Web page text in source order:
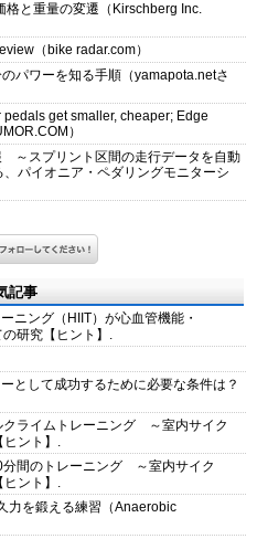
と重量の変遷（Kirschberg Inc.
（bike radar.com）
パワーを知る手順（yamapota.netさ
get smaller, cheaper; Edge
）
～スプリント区間の走行データを自動
パイオニア・ペダリングモニターシ
記事
ニング（HIIT）が心血管機能・
研究【ヒント】.
として成功するために必要な条件は？
ライムトレーニング ～室内サイク
ヒント】.
間のトレーニング ～室内サイク
ヒント】.
を鍛える練習（Anaerobic